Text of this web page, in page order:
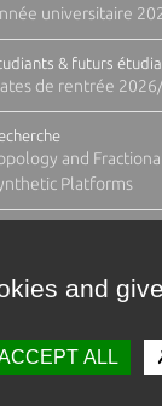
universitaire
& futurs
de rentrée
and
Platforms
and
ALL